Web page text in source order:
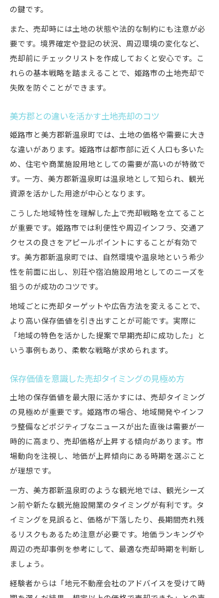
の鍵です。
また、売却時には土地の状態や法的な制約にも注意が必
要です。境界確定や登記の状況、周辺環境の変化など、
売却前にチェックリストを作成しておくと安心です。こ
れらの基本戦略を踏まえることで、姫路市の土地売却で
失敗を防ぐことができます。
美方郡との違いを活かす土地売却のコツ
姫路市と美方郡新温泉町では、土地の価格や需要に大き
な違いがあります。姫路市は都市部に近く人口も多いた
め、住宅や商業施設用地としての需要が高いのが特徴で
す。一方、美方郡新温泉町は温泉地として知られ、観光
資源を活かした用途が中心となります。
こうした地域特性を理解した上で売却戦略を立てること
が重要です。姫路市では利便性や周辺インフラ、交通ア
クセスの良さをアピールポイントにすることが有効で
す。美方郡新温泉町では、自然環境や温泉地という希少
性を前面に出し、別荘や宿泊施設用地としてのニーズを
狙うのが成功のコツです。
地域ごとに売却ターゲットや広告方法を変えることで、
より高い保存価値を引き出すことが可能です。実際に
「地域の特色を活かした提案で早期売却に成功した」と
いう事例もあり、柔軟な戦略が求められます。
保存価値を意識した売却タイミングの見極め方
土地の保存価値を最大限に活かすには、売却タイミング
の見極めが重要です。姫路市の場合、地域開発やインフ
ラ整備などポジティブなニュースが出た直後は需要が一
時的に高まり、売却価格が上昇する傾向があります。市
場動向を注視し、地価が上昇傾向にある時期を選ぶこと
が理想です。
一方、美方郡新温泉町のような観光地では、観光シーズ
ン前や新たな観光施設開業のタイミングが有利です。タ
イミングを見誤ると、価格が下落したり、長期間売れ残
るリスクもあるため注意が必要です。地価ランキングや
周辺の売却事例を参考にして、最適な売却時期を判断し
ましょう。
経験者からは「地元不動産会社のアドバイスを受けて時